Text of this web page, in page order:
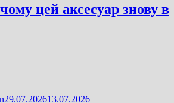
цей аксесуар знову в
29.07.202613.07.2026